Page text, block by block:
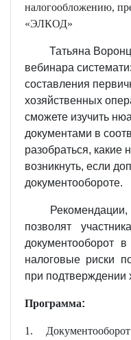
налогообложению,
«ЭЛКОД»
Татьяна
вебинара
составления
хозяйственных
сможете изучить
документами в
разобраться, какие
возникнуть, если
документообороте.
позволят
документооборот
налоговые риски
при подтверждении
Программа:
1.